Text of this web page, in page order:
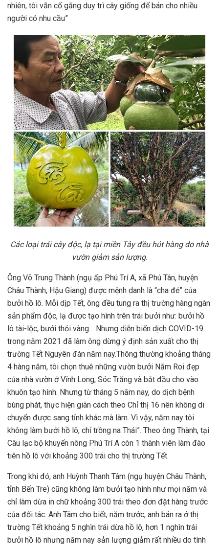
nhiên, tôi vẫn cố gắng duy trì cây giống để bán cho nhiều
người có nhu cầu”
Các loại trái cây độc, lạ tại miền Tây đều hút hàng do nhà
vườn giảm sản lượng.
Ông Võ Trung Thành (ngụ ấp Phú Trí A, xã Phú Tân, huyện
Châu Thành, Hậu Giang) được mệnh danh là “cha đẻ” của
bưởi hồ lô. Mỗi dịp Tết, ông đều tung ra thị trường hàng ngàn
sản phẩm độc, lạ được tạo hình trên trái bưởi như: bưởi hồ
lô tài-lộc, bưởi thỏi vàng… Nhưng diễn biến dịch COVID-19
trong năm 2021 đã làm ông dừng ý định sản xuất cho thị
trường Tết Nguyên đán năm nay.Thông thường khoảng tháng
4 hàng năm, tôi chọn thuê những vườn bưởi Năm Roi đẹp
của nhà vườn ở Vĩnh Long, Sóc Trăng và bắt đầu cho vào
khuôn tạo hình. Nhưng từ tháng 5 năm nay, do dịch bệnh
bùng phát, thực hiện giãn cách theo Chỉ thị 16 nên không di
chuyển được sang tỉnh khác mà làm. Vì vậy, năm nay tôi
không làm bưởi hồ lô, chỉ trồng na Thái”. Theo ông Thành, tại
Câu lạc bộ khuyến nông Phú Trí A còn 1 thành viên làm đào
tiên hồ lô với khoảng 300 trái cho thị trường Tết.
Trong khi đó, anh Huỳnh Thanh Tâm (ngụ huyện Châu Thành,
tỉnh Bến Tre) cũng không làm bưởi tạo hình như mọi năm và
chỉ làm dừa in chữ khoảng 300 trái theo đơn đặt hàng trước
của đối tác. Anh Tâm cho biết, năm trước, anh bán ra ở thị
trường Tết khoảng 5 nghìn trái dừa hồ lô, hơn 1 nghìn trái
bưởi hồ lô nhưng năm nay sản lượng giảm rất nhiều do tình